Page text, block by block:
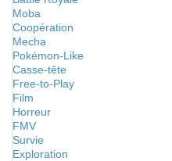
Moba
Coopération
Mecha
Pokémon-Like
Casse-tête
Free-to-Play
Film
Horreur
FMV
Survie
Exploration